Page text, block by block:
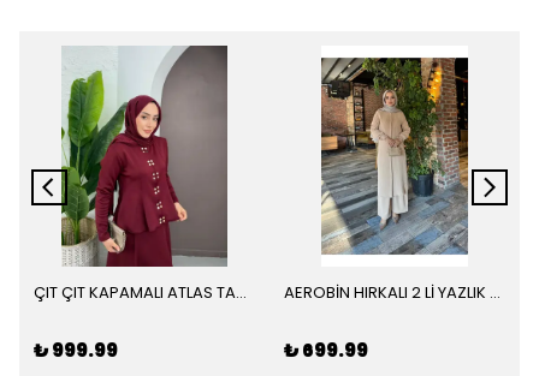
ÇIT ÇIT KAPAMALI ATLAS TAKIM
₺ 999.99
AEROBİN HIRKALI 2 Lİ YAZLIK TAKIM
₺ 699.99